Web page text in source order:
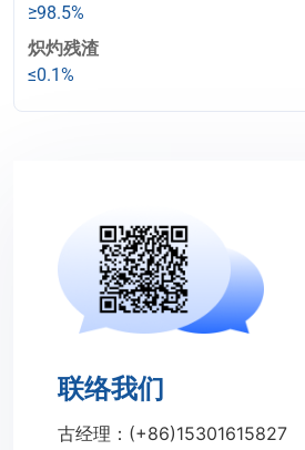
≥98.5%
炽灼残渣
≤0.1%
联络我们
古经理：(+86)15301615827